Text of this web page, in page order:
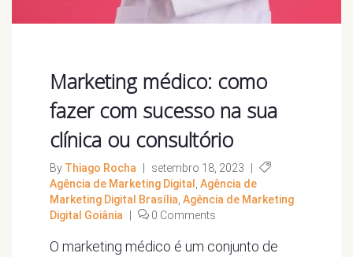
Marketing médico: como
fazer com sucesso na sua
clínica ou consultório
By Thiago Rocha setembro 18, 2023
Agência de Marketing Digital
Agência de
Marketing Digital Brasília Agência de Marketing
Digital Goiânia
0 Comments
O marketing médico é um conjunto de